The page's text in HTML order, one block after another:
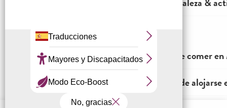
ME VOY
Dónde comer
¿Dónde
Información jurídica Condiciones generales de venta